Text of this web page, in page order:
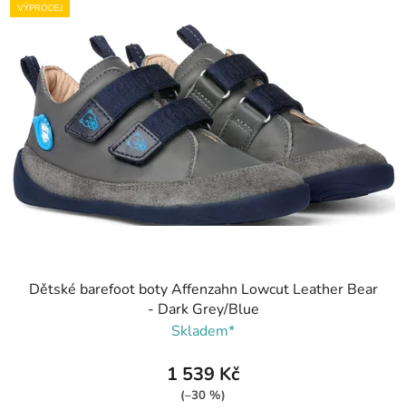
VÝPRODEJ
Dětské barefoot boty Affenzahn Lowcut Leather Bear
- Dark Grey/Blue
Skladem*
1 539 Kč
(–30 %)